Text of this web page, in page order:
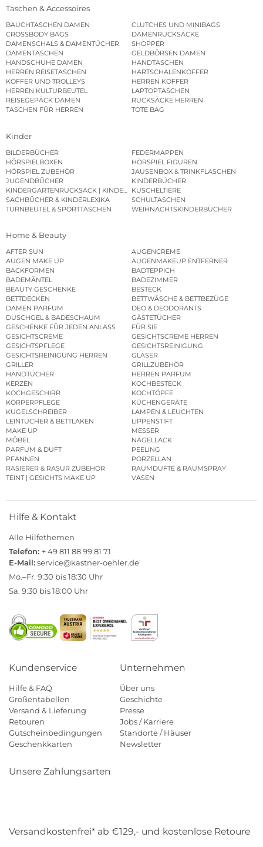
Taschen & Accessoires
BAUCHTASCHEN DAMEN
CLUTCHES UND MINIBAGS
CROSSBODY BAGS
DAMENRUCKSÄCKE
DAMENSCHALS & DAMENTÜCHER
SHOPPER
DAMENTASCHEN
GELDBÖRSEN DAMEN
HANDSCHUHE DAMEN
HANDTASCHEN
HERREN REISETASCHEN
HARTSCHALENKOFFER
KOFFER UND TROLLEYS
HERREN KOFFER
HERREN KULTURBEUTEL
LAPTOPTASCHEN
REISEGEPÄCK DAMEN
RUCKSÄCKE HERREN
TASCHEN FÜR HERREN
TOTE BAG
Kinder
BILDERBÜCHER
FEDERMAPPEN
HÖRSPIELBOXEN
HÖRSPIEL FIGUREN
HÖRSPIEL ZUBEHÖR
JAUSENBOX & TRINKFLASCHEN
JUGENDBÜCHER
KINDERBÜCHER
KINDERGARTENRUCKSACK | KINDERGARTENBEUTEL
KUSCHELTIERE
SACHBÜCHER & KINDERLEXIKA
SCHULTASCHEN
TURNBEUTEL & SPORTTASCHEN
WEIHNACHTSKINDERBÜCHER
Home & Beauty
AFTER SUN
AUGENCREME
AUGEN MAKE UP
AUGENMAKEUP ENTFERNER
BACKFORMEN
BADTEPPICH
BADEMÄNTEL
BADEZIMMER
BEAUTY GESCHENKE
BESTECK
BETTDECKEN
BETTWÄSCHE & BETTBEZÜGE
DAMEN PARFUM
DEO & DEODORANTS
DUSCHGEL & BADESCHAUM
GÄSTETÜCHER
GESCHENKE FÜR JEDEN ANLASS
FÜR SIE
GESICHTSCREME
GESICHTSCREME HERREN
GESICHTSPFLEGE
GESICHTSREINIGUNG
GESICHTSREINIGUNG HERREN
GLÄSER
GRILLER
GRILLZUBEHÖR
HANDTÜCHER
HERREN PARFUM
KERZEN
KOCHBESTECK
KOCHGESCHIRR
KOCHTÖPFE
KÖRPERPFLEGE
KÜCHENGERÄTE
KUGELSCHREIBER
LAMPEN & LEUCHTEN
LEINTÜCHER & BETTLAKEN
LIPPENSTIFT
MAKE UP
MESSER
MÖBEL
NAGELLACK
PARFUM & DUFT
PEELING
PFANNEN
PORZELLAN
RASIERER & RASUR ZUBEHÖR
RAUMDÜFTE & RAUMSPRAY
TEINT | GESICHTS MAKE UP
VASEN
Hilfe & Kontakt
Alle Hilfethemen
Telefon: + 49 811 88 99 81 71
E-Mail:service@kastner-oehler.de
Mo.–Fr. 9:30 bis 18:30 Uhr
Sa. 9:30 bis 18:00 Uhr
Kundenservice
Hilfe & FAQ
Größentabellen
Versand & Lieferung
Retouren
Gutscheinbedingungen
Geschenkkarten
Unternehmen
Über uns
Geschichte
Presse
Jobs / Karriere
Standorte / Häuser
Newsletter
Unsere Zahlungsarten
Versandkostenfrei* ab €129,- und kostenlose Retoure